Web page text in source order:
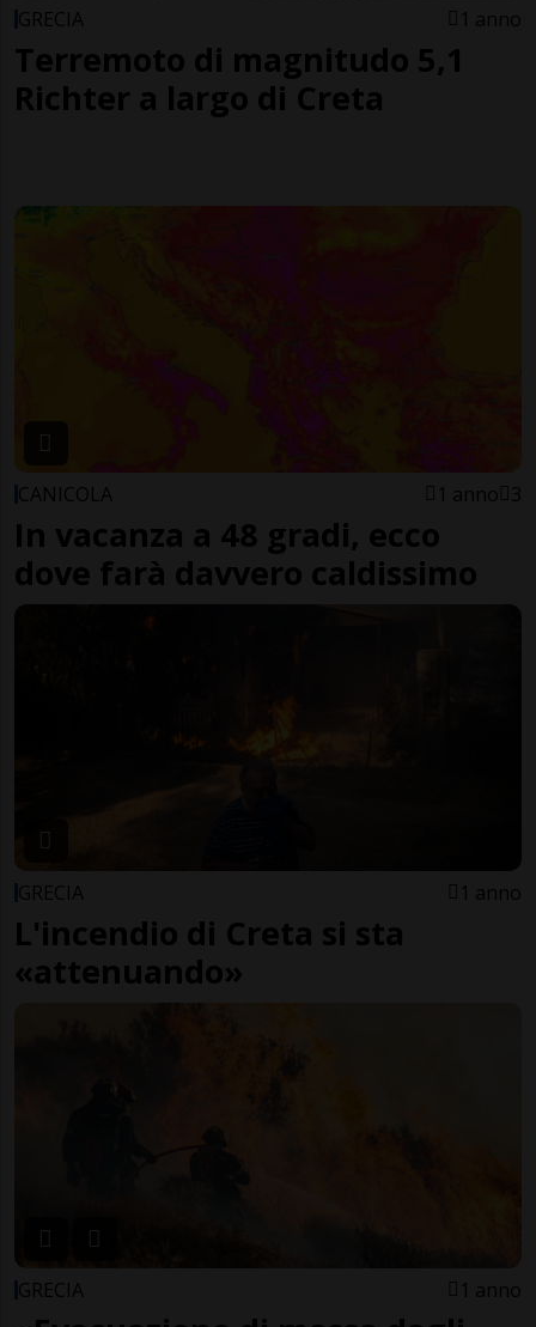
GRECIA 1 anno
Terremoto di magnitudo 5,1
Richter a largo di Creta
CANICOLA 1 anno 3
In vacanza a 48 gradi, ecco
dove farà davvero caldissimo
GRECIA 1 anno
L'incendio di Creta si sta
«attenuando»
GRECIA 1 anno